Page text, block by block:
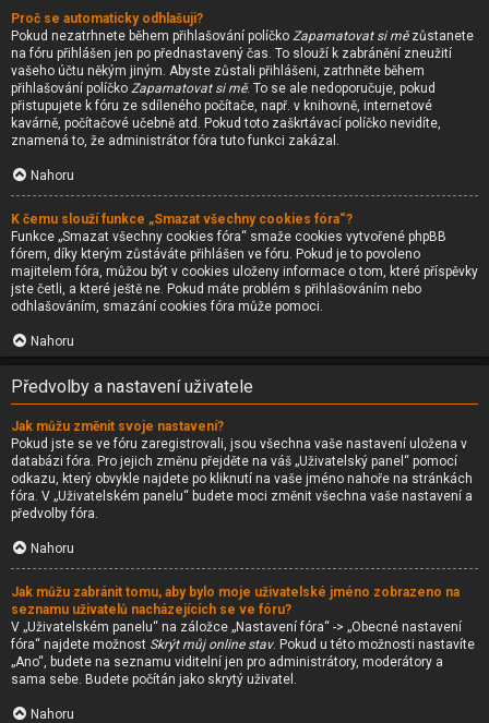
Proč se automaticky odhlašuji?
Pokud nezatrhnete během přihlašování políčko Zapamatovat si mězůstanete
na fóru přihlášen jen po přednastavený čas. To slouží k zabránění zneužití
vašeho účtu někým jiným. Abyste zůstali přihlášeni, zatrhněte během
přihlašování políčko Zapamatovat si mě. To se ale nedoporučuje, pokud
přistupujete k fóru ze sdíleného počítače, např. v knihovně, internetové
kavárně, počítačové učebně atd. Pokud toto zaškrtávací políčko nevidíte,
znamená to, že administrátor fóra tuto funkci zakázal.
Nahoru
K čemu slouží funkce „Smazat všechny cookies fóra“?
Funkce „Smazat všechny cookies fóra“ smaže cookies vytvořené phpBB
fórem, díky kterým zůstáváte přihlášen ve fóru. Pokud je to povoleno
majitelem fóra, můžou být v cookies uloženy informace o tom, které příspěvky
jste četli, a které ještě ne. Pokud máte problém s přihlašováním nebo
odhlašováním, smazání cookies fóra může pomoci.
Nahoru
Předvolby a nastavení uživatele
Jak můžu změnit svoje nastavení?
Pokud jste se ve fóru zaregistrovali, jsou všechna vaše nastavení uložena v
databázi fóra. Pro jejich změnu přejděte na váš „Uživatelský panel“ pomocí
odkazu, který obvykle najdete po kliknutí na vaše jméno nahoře na stránkách
fóra. V „Uživatelském panelu“ budete moci změnit všechna vaše nastavení a
předvolby fóra.
Nahoru
Jak můžu zabránit tomu, aby bylo moje uživatelské jméno zobrazeno na
seznamu uživatelů nacházejících se ve fóru?
V „Uživatelském panelu“ na záložce „Nastavení fóra“ -> „Obecné nastavení
fóra“ najdete možnost Skrýt můj online stav. Pokud u této možnosti nastavíte
„Ano“, budete na seznamu viditelní jen pro administrátory, moderátory a
sama sebe. Budete počítán jako skrytý uživatel.
Nahoru